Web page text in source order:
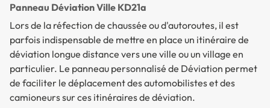
Panneau Déviation Ville KD21a
Lors de la réfection de chaussée ou d'autoroutes, il est
parfois indispensable de mettre en place un itinéraire de
déviation longue distance vers une ville ou un village en
particulier. Le panneau personnalisé de Déviation permet
de faciliter le déplacement des automobilistes et des
camioneurs sur ces itinéraires de déviation.